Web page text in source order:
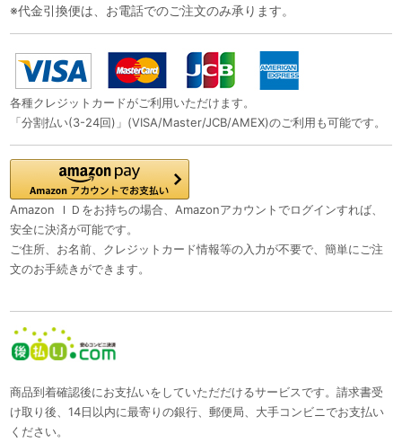
※代金引換便は、お電話でのご注文のみ承ります。
各種クレジットカードがご利用いただけます。
「分割払い(3-24回)」(VISA/Master/JCB/AMEX)のご利用も可能です。
Amazon ＩＤをお持ちの場合、Amazonアカウントでログインすれば、
安全に決済が可能です。
ご住所、お名前、クレジットカード情報等の入力が不要で、簡単にご注
文のお手続きができます。
商品到着確認後にお支払いをしていただだけるサービスです。請求書受
け取り後、14日以内に最寄りの銀行、郵便局、大手コンビニでお支払い
ください。